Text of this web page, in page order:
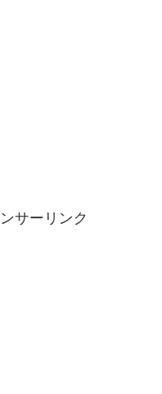
サーリンク